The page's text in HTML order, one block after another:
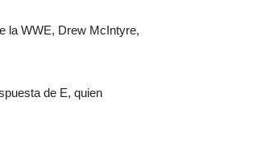
la WWE, Drew McIntyre,
de E, quien